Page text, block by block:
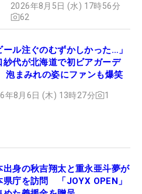
2026年8月5日 (水) 17時56分
62
ール注ぐのむずかしかった…」
紗代が北海道で初ビアガーデ
泡まみれの姿にファンも爆笑
年8月6日 (木) 13時27分 1
出身の秋吉翔太と重永亜斗夢が
県庁を訪問 「JOYX OPEN」